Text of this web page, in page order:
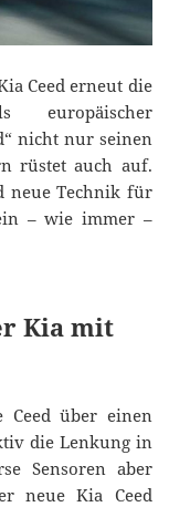
Ceed erneut die
europäischer
nicht nur seinen
rüstet auch auf.
neue Technik für
– wie immer –
Kia mit
über einen
die Lenkung in
Sensoren aber
neue Kia Ceed